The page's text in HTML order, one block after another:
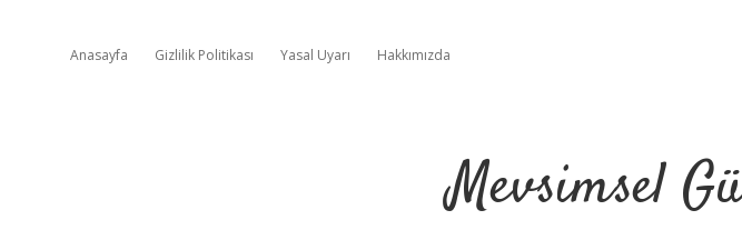
Anasayfa Gizlilik Politikası Yasal Uyarı Hakkımızda
Mevsimsel